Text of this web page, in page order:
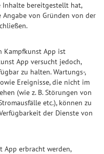
Inhalte bereitgestellt hat,
von Gründen von der
Kampfkunst App ist
App versucht jedoch,
zu halten. Wartungs-,
Ereignisse, die nicht im
(wie z. B. Störungen von
etc.), können zu
der Dienste von
App erbracht werden,